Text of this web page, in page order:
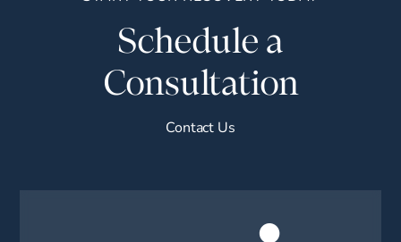
Schedule a
Consultation
Contact Us